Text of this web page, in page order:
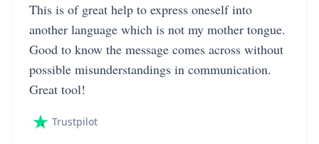
This is of great help to express oneself into
another language which is not my mother tongue.
Good to know the message comes across without
possible misunderstandings in communication.
Great tool!
Trustpilot